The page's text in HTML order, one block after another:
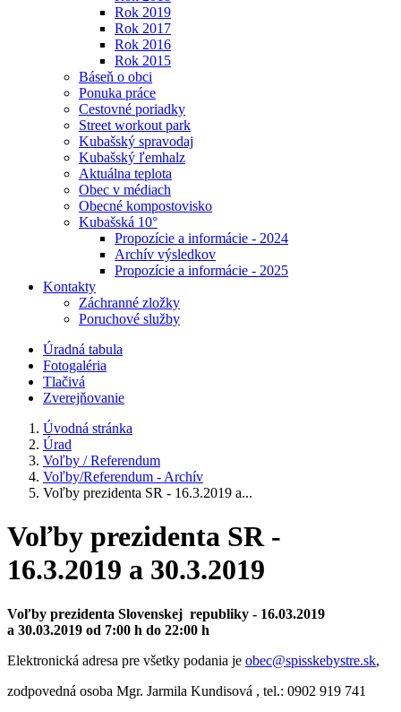
Rok 2019
Rok 2017
Rok 2016
Rok 2015
Báseň o obci
Ponuka práce
Cestovné poriadky
Street workout park
Kubašský spravodaj
Kubašský ľemhalz
Aktuálna teplota
Obec v médiach
Obecné kompostovisko
Kubašská 10°
Propozície a informácie - 2024
Archív výsledkov
Propozície a informácie - 2025
Kontakty
Záchranné zložky
Poruchové služby
Úradná tabula
Fotogaléria
Tlačivá
Zverejňovanie
Úvodná stránka
Úrad
Voľby / Referendum
Voľby/Referendum - Archív
Voľby prezidenta SR - 16.3.2019 a...
Voľby prezidenta SR -
16.3.2019 a 30.3.2019
Voľby prezidenta Slovenskej republiky - 16.03.2019
a 30.03.2019 od 7:00 h do 22:00 h
Elektronická adresa pre všetky podania je obec@spisskebystre.sk,
zodpovedná osoba Mgr. Jarmila Kundisová , tel.: 0902 919 741